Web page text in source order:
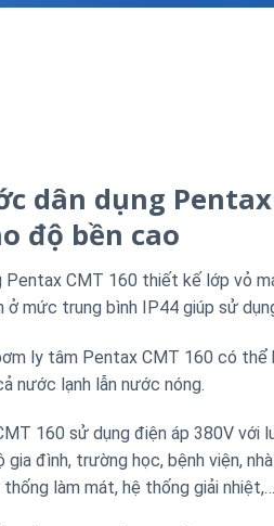
dân dụng
độ bền cao
Pentax CMT 160 thiết kế lớp vỏ
ở mức trung bình IP44 giúp sử
ly tâm Pentax CMT 160 có
nước lạnh lẫn nước nóng.
160 sử dụng điện áp 380V
đình, trường học, bệnh viện,
thống làm mát, hệ thống giải nhiệt,…